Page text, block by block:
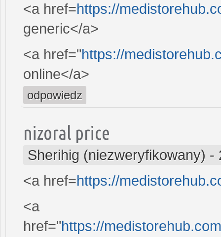
<a href=https://
generic</a>
<a href="https://
online</a>
odpowiedz
nizoral price
Sherihig (niezweryfikowany) -
<a href=https://
<a
href="https://